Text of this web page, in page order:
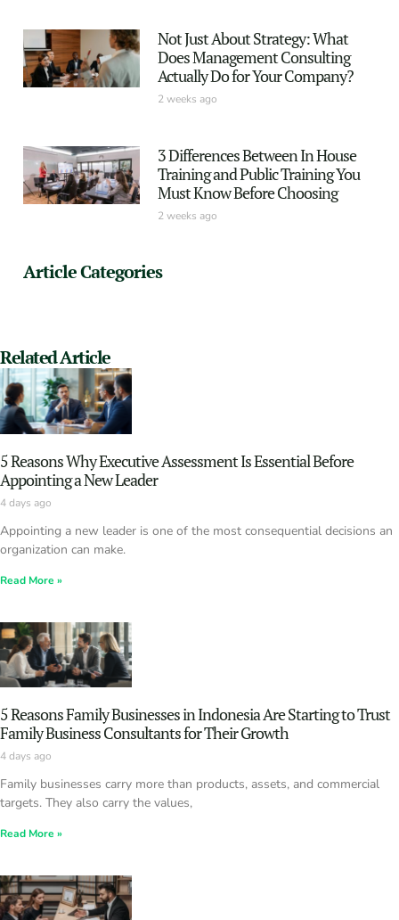
Not Just About Strategy: What
Does Management Consulting
Actually Do for Your Company?
2 weeks ago
3 Differences Between In House
Training and Public Training You
Must Know Before Choosing
2 weeks ago
Article Categories
Related Article
5 Reasons Why Executive Assessment Is Essential Before
Appointing a New Leader
4 days ago
Appointing a new leader is one of the most consequential decisions an
organization can make.
Read More »
5 Reasons Family Businesses in Indonesia Are Starting to Trust
Family Business Consultants for Their Growth
4 days ago
Family businesses carry more than products, assets, and commercial
targets. They also carry the values,
Read More »